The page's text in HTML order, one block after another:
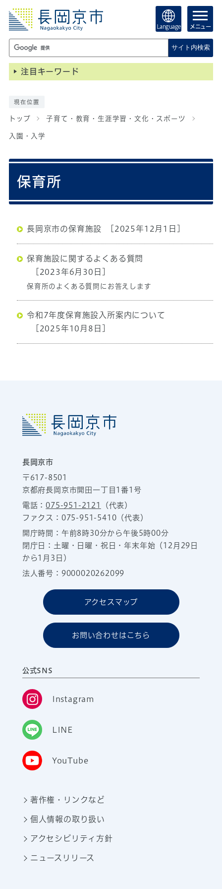
Language メニュー
サイト内検索
注目キーワード
現在位置
トップ 子育て・教育・生涯学習・文化・スポーツ
入園・入学
保育所
長岡京市の保育施設 [2025年12月1日]
保育施設に関するよくある質問
[2023年6月30日]
保育所のよくある質問にお答えします
令和7年度保育施設入所案内について
[2025年10月8日]
長岡京市
〒617-8501
京都府長岡京市開田一丁目1番1号
電話：075-951-2121
（代表）
ファクス：075-951-5410（代表）
開庁時間：午前8時30分から午後5時00分
閉庁日：土曜・日曜・祝日・年末年始（12月29日
から1月3日）
法人番号：9000020262099
アクセスマップ
お問い合わせはこちら
公式SNS
Instagram
LINE
YouTube
著作権・リンクなど
個人情報の取り扱い
アクセシビリティ方針
ニュースリリース